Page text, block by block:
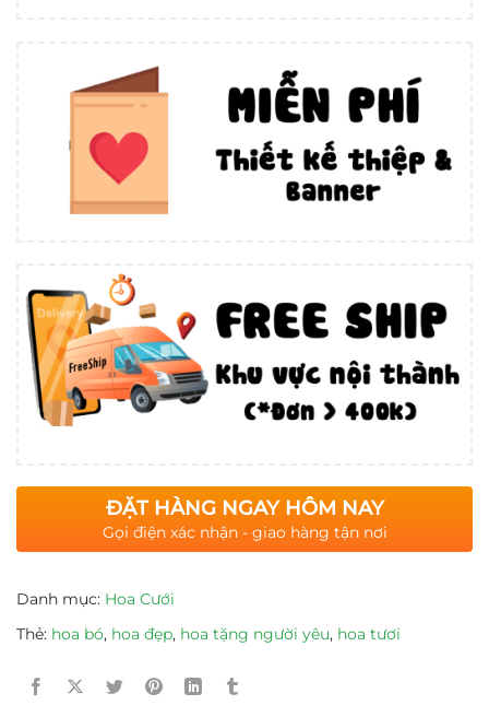
ĐẶT HÀNG NGAY HÔM NAY
Gọi điện xác nhận - giao hàng tận nơi
Danh mục: Hoa Cưới
Thẻ: hoa bó, hoa đẹp, hoa tặng người yêu, hoa tươi